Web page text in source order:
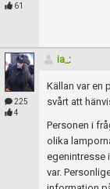
61
225
4
ia_:
Källan var en
svårt att
Personen i
olika
egenintresse
var.